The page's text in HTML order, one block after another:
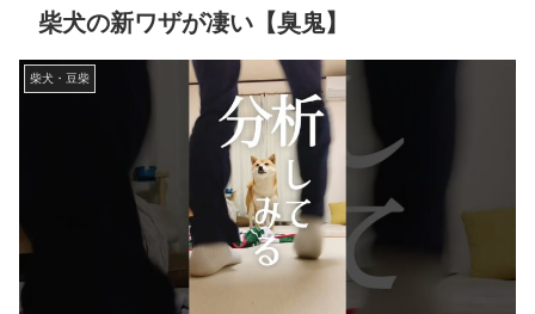
柴犬の新ワザが凄い【臭鬼】
柴犬・豆柴